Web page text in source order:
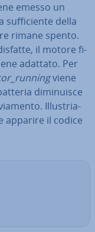
emesso un
suf­fi­cien­te della
rimane spento.
il motore fi­
adattato. Per
viene
di­mi­nui­sce
Il­lu­stria­
apparire il codice